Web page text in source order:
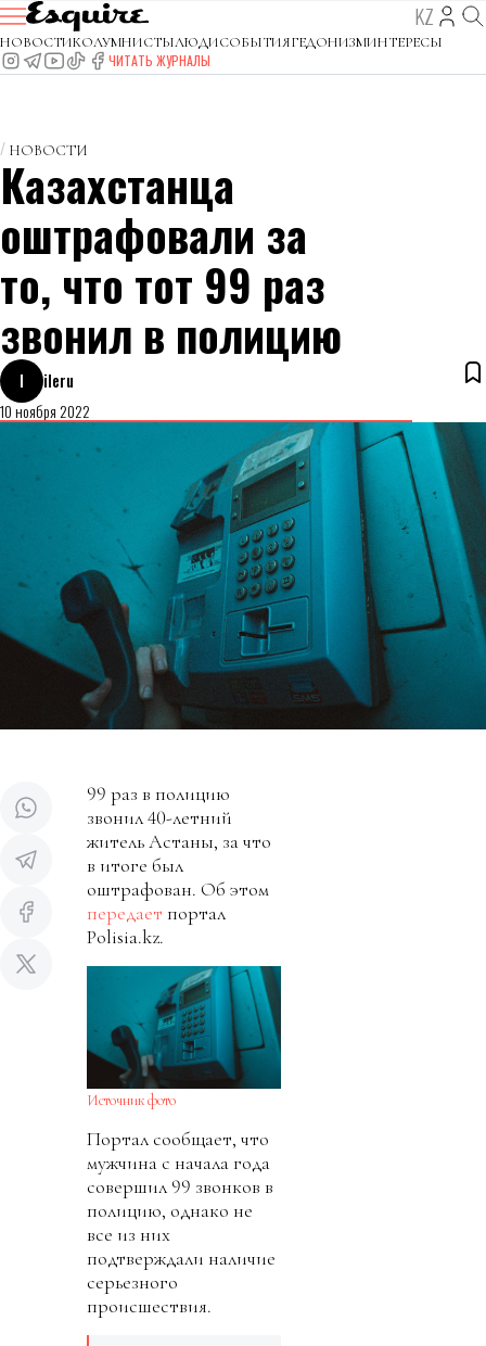
KZ
НОВОСТИКОЛУМНИСТЫЛЮДИСОБЫТИЯГЕДОНИЗМИНТЕРЕСЫ
ЧИТАТЬ ЖУРНАЛЫ
НОВОСТИ
Казахстанца
оштрафовали за
то, что тот 99 раз
звонил в полицию
I
ileru
10 ноября 2022
99 раз в полицию
звонил 40-летний
житель Астаны, за что
в итоге был
оштрафован. Об этом
передает портал
Polisia.kz.
Источник фото
Портал сообщает, что
мужчина с начала года
совершил 99 звонков в
полицию, однако не
все из них
подтверждали наличие
серьезного
происшествия.